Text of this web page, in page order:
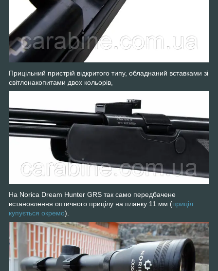
Прицільний пристрій відкритого типу, обладнаний вставками зі
світлонакопитами двох кольорів,
На Norica Dream Hunter GRS так само передбачене
встановлення оптичного прицілу на планку 11 мм (приціл
купується окремо).